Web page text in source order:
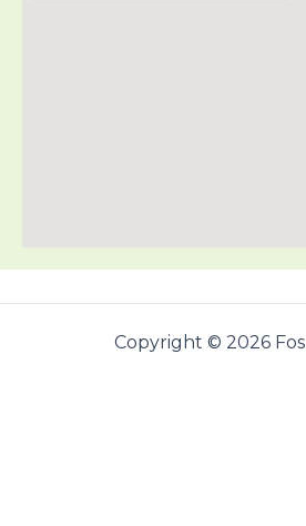
Copyright © 2026